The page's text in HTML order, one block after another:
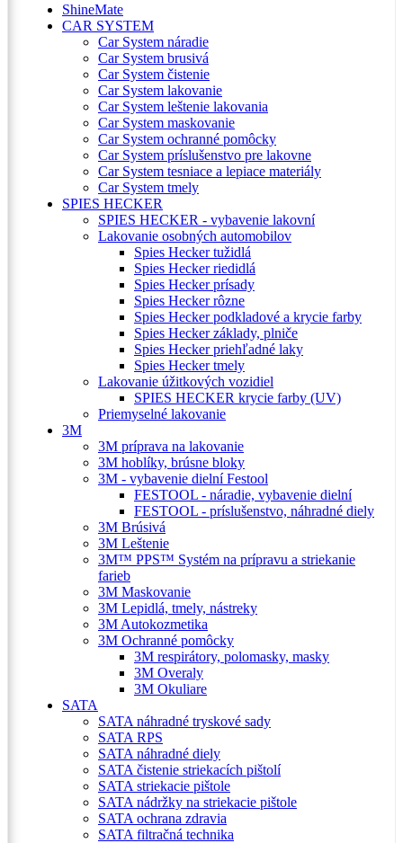
ShineMate
CAR SYSTEM
Car System náradie
Car System brusivá
Car System čistenie
Car System lakovanie
Car System leštenie lakovania
Car System maskovanie
Car System ochranné pomôcky
Car System príslušenstvo pre lakovne
Car System tesniace a lepiace materiály
Car System tmely
SPIES HECKER
SPIES HECKER - vybavenie lakovní
Lakovanie osobných automobilov
Spies Hecker tužidlá
Spies Hecker riedidlá
Spies Hecker prísady
Spies Hecker rôzne
Spies Hecker podkladové a krycie farby
Spies Hecker základy, plniče
Spies Hecker priehľadné laky
Spies Hecker tmely
Lakovanie úžitkových vozidiel
SPIES HECKER krycie farby (UV)
Priemyselné lakovanie
3M
3M príprava na lakovanie
3M hoblíky, brúsne bloky
3M - vybavenie dielní Festool
FESTOOL - náradie, vybavenie dielní
FESTOOL - príslušenstvo, náhradné diely
3M Brúsivá
3M Leštenie
3M™ PPS™ Systém na prípravu a striekanie
farieb
3M Maskovanie
3M Lepidlá, tmely, nástreky
3M Autokozmetika
3M Ochranné pomôcky
3M respirátory, polomasky, masky
3M Overaly
3M Okuliare
SATA
SATA náhradné tryskové sady
SATA RPS
SATA náhradné diely
SATA čistenie striekacích pištolí
SATA striekacie pištole
SATA nádržky na striekacie pištole
SATA ochrana zdravia
SATA filtračná technika